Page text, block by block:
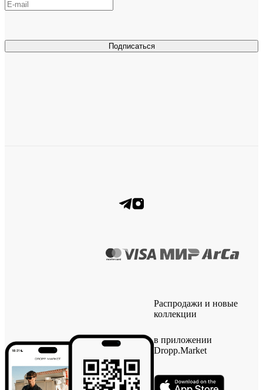
Подписаться
Распродажи и новые
коллекции
в приложении
Dropp.Market